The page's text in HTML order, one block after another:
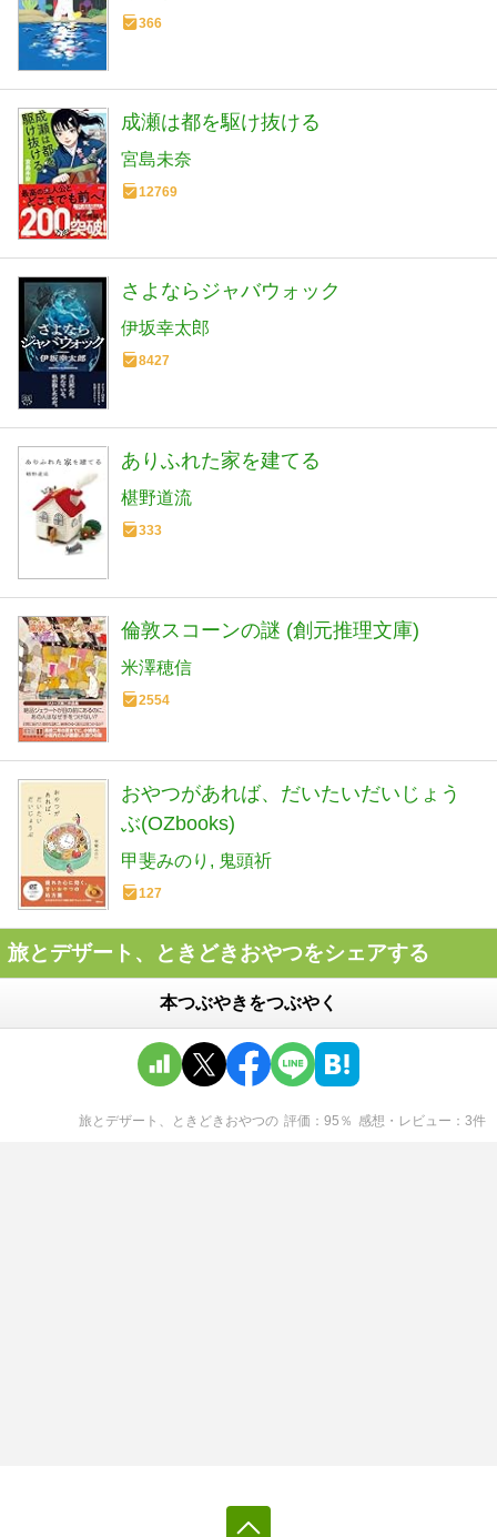
366
成瀬は都を駆け抜ける
宮島未奈
12769
さよならジャバウォック
伊坂幸太郎
8427
ありふれた家を建てる
椹野道流
333
倫敦スコーンの謎 (創元推理文庫)
米澤穂信
2554
おやつがあれば、だいたいだいじょう
ぶ(OZbooks)
甲斐みのり 鬼頭祈
127
旅とデザート、ときどきおやつをシェアする
本つぶやきをつぶやく
旅とデザート、ときどきおやつの 評価 95 ％ 感想・レビュー 3件